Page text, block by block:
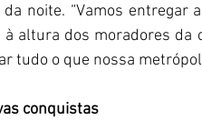
noite. “Vamos
à altura dos moradores da
tudo o que nossa
conquistas